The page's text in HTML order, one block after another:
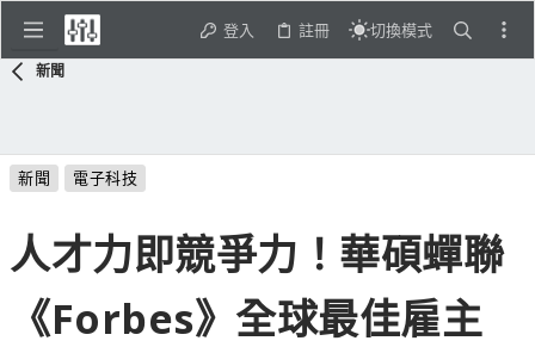
登入 註冊 切換模式
新聞
新聞 電子科技
人才力即競爭力！華碩蟬聯
《Forbes》全球最佳雇主